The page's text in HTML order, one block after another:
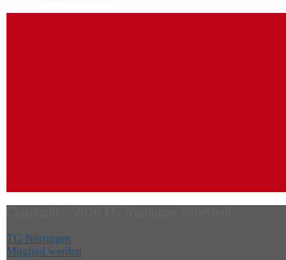
TG Nürtingen
Mitglied werden